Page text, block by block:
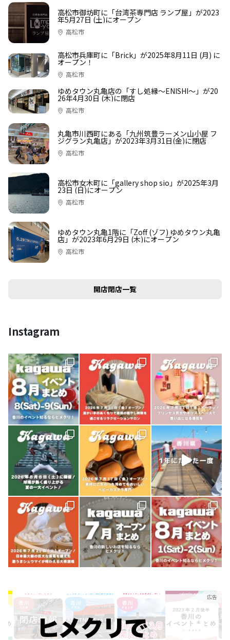
高松市御坊町に「台湾茶専門店 ランプ屋」が2023
年5月27日 (土)にオープン
高松市
高松市兵庫町に「Brick」が2025年8月11日 (月) に
オープン！
高松市
ゆめタウン丸亀店の「すし処縁〜ENISHI〜」が20
26年4月30日 (木)に閉店
高松市
丸亀市川西町にある「九州筑豊ラーメン山小屋 フ
ジグラン丸亀店」が2023年3月31日(金)に閉店
高松市
高松市女木町に「gallery shop sio」が2025年3月
23日 (日)にオープン
高松市
ゆめタウン丸亀1階に「Zoff (ゾフ) ゆめタウン丸亀
店」が2023年6月29日 (木)にオープン
高松市
開店閉店一覧
Instagram